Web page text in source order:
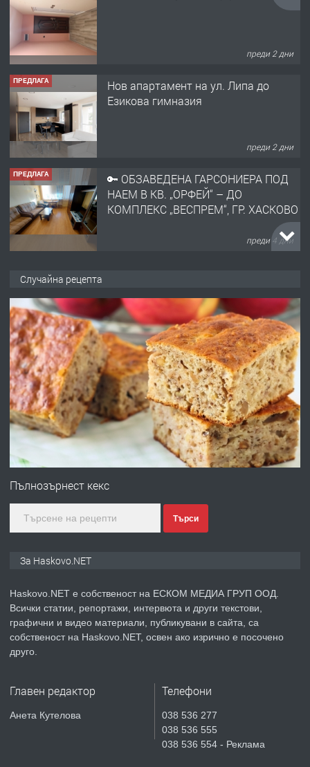
преди 2 дни
ПРЕДЛАГА
Нов апартамент на ул. Липа до
Езикова гимназия
преди 2 дни
ПРЕДЛАГА
🔑 ОБЗАВЕДЕНА ГАРСОНИЕРА ПОД
НАЕМ В КВ. „ОРФЕЙ“ – ДО
КОМПЛЕКС „ВЕСПРЕМ“, ГР. ХАСКОВО
преди 4 дни
АПАРТАМЕНТ В ЦЕНТЪРА НА ГР.
ХАСКОВО
преди 5 дни
ПРЕДЛАГА Давам гараж под наем
преди 5 дни
№4120 Магазин/Офис под наем в кв.
градската градина!
преди 6 дни
ПРЕДЛАГА
Продавам парцел в гр. Хасково кв.
СГЛОБЯВАНЕ НА МЕБЕЛИ.
Случайна рецепта
Пълнозърнест кекс
Търси
За Haskovo.NET
Haskovo.NET е собственост на ЕСКОМ МЕДИА ГРУП ООД.
Всички статии, репортажи, интервюта и други текстови,
графични и видео материали, публикувани в сайта, са
собственост на Haskovo.NET, освен ако изрично е посочено
друго.
Главен редактор
Анета Кутелова
Телефони
038 536 277
038 536 555
038 536 554 - Реклама